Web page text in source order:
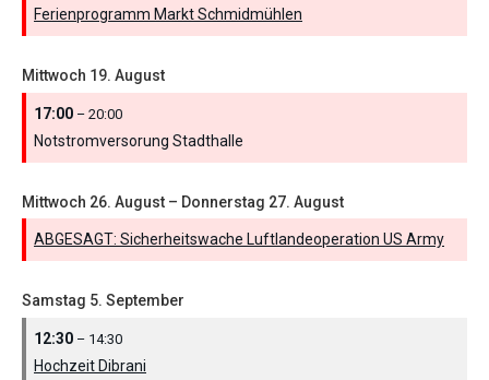
Ferienprogramm Markt Schmidmühlen
Mittwoch 19. August
17:00 – 20:00
Notstromversorung Stadthalle
Mittwoch 26. August – Donnerstag 27. August
ABGESAGT: Sicherheitswache Luftlandeoperation US Army
Samstag 5. September
12:30 – 14:30
Hochzeit Dibrani